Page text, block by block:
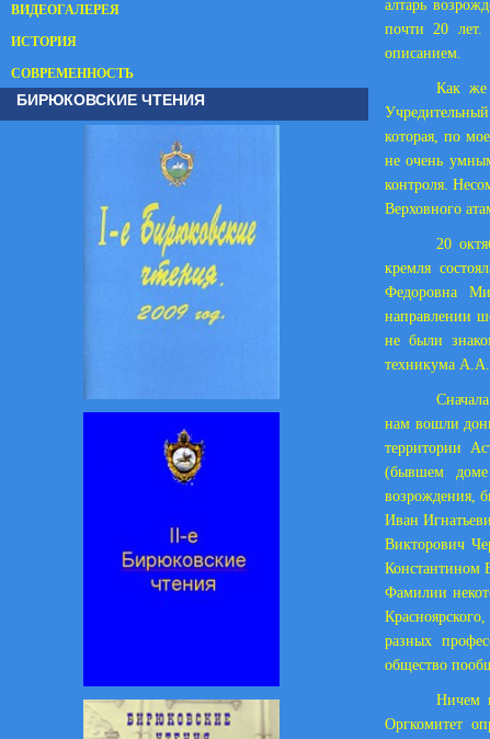
ВИДЕОГАЛЕРЕЯ
ИСТОРИЯ
СОВРЕМЕННОСТЬ
БИРЮКОВСКИЕ ЧТЕНИЯ
алтарь
почти 20 лет.
описанием.
Как же
которая, по
не очень
контроля.
Верховного
20
кремля
Федоровна
направлении
не были
техникума
нам вошли
территории
(бывшем доме
возрождения,
Иван
Викторович
Константином
Фамилии
разных
общество
Ничем
Оргкомитет